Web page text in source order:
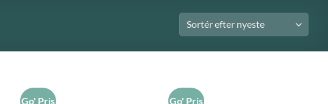
Go' Pris Go' Pris